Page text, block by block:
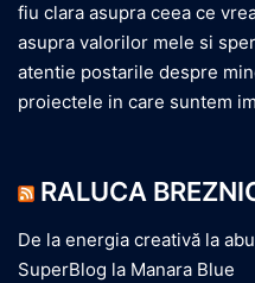
fiu clara asupra ceea ce
asupra valorilor mele si
atentie postarile despre
proiectele in care suntem
RALUCA
De la energia creativă la
SuperBlog la Manara Blue